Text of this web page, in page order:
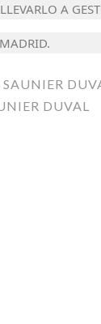
A
DUVAL